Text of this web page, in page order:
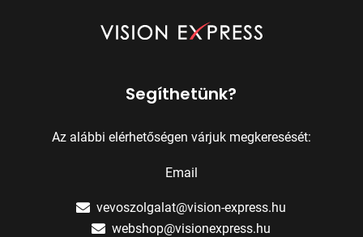
Segíthetünk?
Az alábbi elérhetőségen várjuk megkeresését:
Email
vevoszolgalat@vision-express.hu
webshop@visionexpress.hu